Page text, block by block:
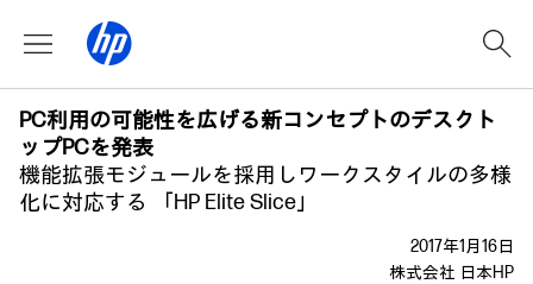
PC利用の可能性を広げる新コンセプトのデスクト
ップPCを発表
機能拡張モジュールを採用しワークスタイルの多様
化に対応する 「HP Elite Slice」
2017年1月16日
株式会社 日本HP